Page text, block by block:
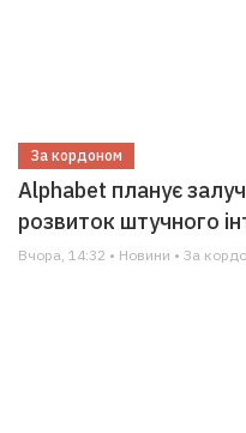
За кордоном
Alphabet планує
розвиток штучного
Вчора, 14:32 • Новини • За